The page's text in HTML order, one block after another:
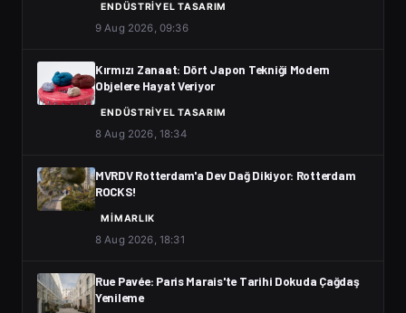
ENDÜSTRIYEL TASARIM
9 Aug 2026, 09:36
Kırmızı Zanaat: Dört Japon Tekniği Modern
Objelere Hayat Veriyor
ENDÜSTRIYEL TASARIM
8 Aug 2026, 18:34
MVRDV Rotterdam'a Dev Dağ Dikiyor: Rotterdam
ROCKS!
MIMARLIK
8 Aug 2026, 18:31
Rue Pavée: Paris Marais'te Tarihi Dokuda Çağdaş
Yenileme